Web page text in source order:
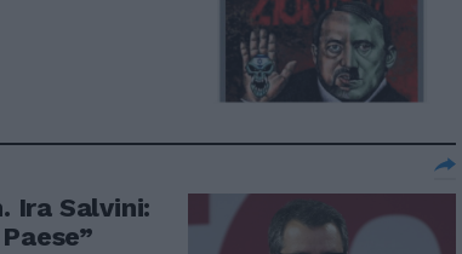
Ira Salvini: